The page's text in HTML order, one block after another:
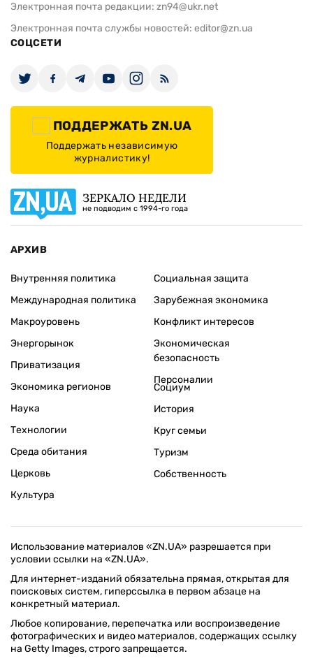
Электронная почта редакции: zn94@ukr.net
Электронная почта службы новостей: editor@zn.ua
СОЦСЕТИ
ПОДДЕРЖАТЬ ZN.UA
Поддержать независимую
журналистику!
ЗЕРКАЛО НЕДЕЛИ
не подводим с 1994-го года
АРХИВ
Внутренняя политика
Международная политика
Макроуровень
Энергорынок
Приватизация
Экономика регионов
Социальная защита
Зарубежная экономика
Конфликт интересов
Экономическая
безопасность
Персоналии
Наука
Технологии
Среда обитания
Церковь
Культура
Социум
История
Круг семьи
Туризм
Собственность
Использование материалов «ZN.UA» разрешается при
условии ссылки на «ZN.UA».
Для интернет-изданий обязательна прямая, открытая для
поисковых систем, гиперссылка в первом абзаце на
конкретный материал.
Любое копирование, перепечатка или воспроизведение
фотографических и видео материалов, содержащих ссылку
на Getty Images, строго запрещается.